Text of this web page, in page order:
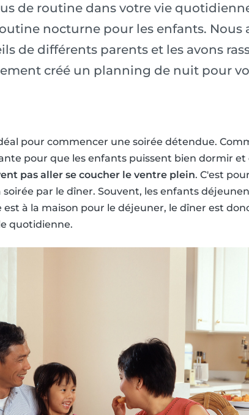
de routine dans votre vie
nocturne pour les enfants. Nous
de différents parents et les avons
créé un planning de nuit pour
pour commencer une soirée détendue.
pour que les enfants puissent bien dormir et
pas aller se coucher le ventre plein. C'est
par le dîner. Souvent, les enfants
à la maison pour le déjeuner, le dîner est
quotidienne.